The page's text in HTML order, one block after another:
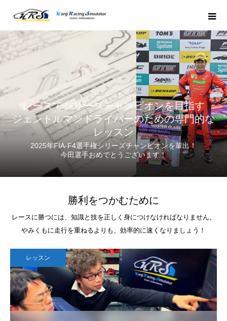
レースでシリーズチャンピオンを目指す
ジェントルマンドライバーのための専門的な
レッスン
2025年FIA-F4選手権シリーズチャンピオンを輩出！
今田選手おめでとうございます！
勝利をつかむために
レースに勝つには、知識と技を正しく身につけなければなりません。
やみくもに走行を重ねるよりも、効率的に速くなりましょう！
レッスン